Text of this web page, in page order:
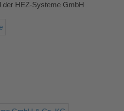
HEZ-Systeme GmbH